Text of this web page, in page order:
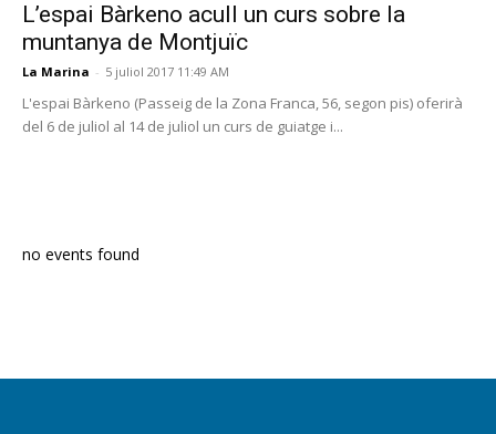
L’espai Bàrkeno acull un curs sobre la
muntanya de Montjuïc
La Marina - 5 juliol 2017 11:49 AM
L'espai Bàrkeno (Passeig de la Zona Franca, 56, segon pis) oferirà
del 6 de juliol al 14 de juliol un curs de guiatge i...
no events found